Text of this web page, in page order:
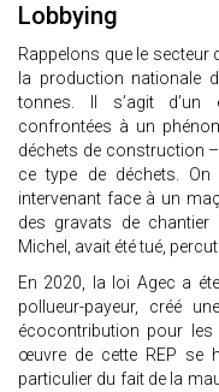
Lobbying
Rappelons que le secteur
la production nationale
tonnes. Il s’agit d’un
confrontées à un
déchets de construction
ce type de déchets. On
intervenant face à un
des gravats de chantier
Michel, avait été tué,
En 2020, la loi Agec a
pollueur-payeur, créé
écocontribution pour
œuvre de cette REP se
particulier du fait de la